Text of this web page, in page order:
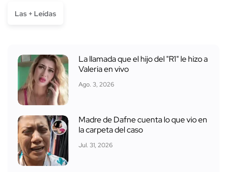
Las + Leídas
La llamada que el hijo del "R1" le hizo a
Valeria en vivo
Ago. 3, 2026
Madre de Dafne cuenta lo que vio en
la carpeta del caso
Jul. 31, 2026